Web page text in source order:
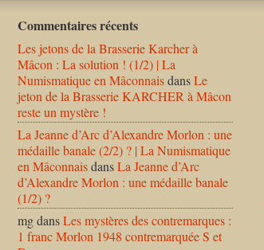
Commentaires récents
Les jetons de la Brasserie Karcher à
Mâcon : La solution ! (1/2) | La
Numismatique en MâconnaisdansLe
jeton de la Brasserie KARCHER à Mâcon
reste un mystère !
La Jeanne d’Arc d’Alexandre Morlon : une
médaille banale (2/2) ? | La Numismatique
en MâconnaisdansLa Jeanne d’Arc
d’Alexandre Morlon : une médaille banale
(1/2) ?
mgdansLes mystères des contremarques :
1 franc Morlon 1948 contremarquée S et